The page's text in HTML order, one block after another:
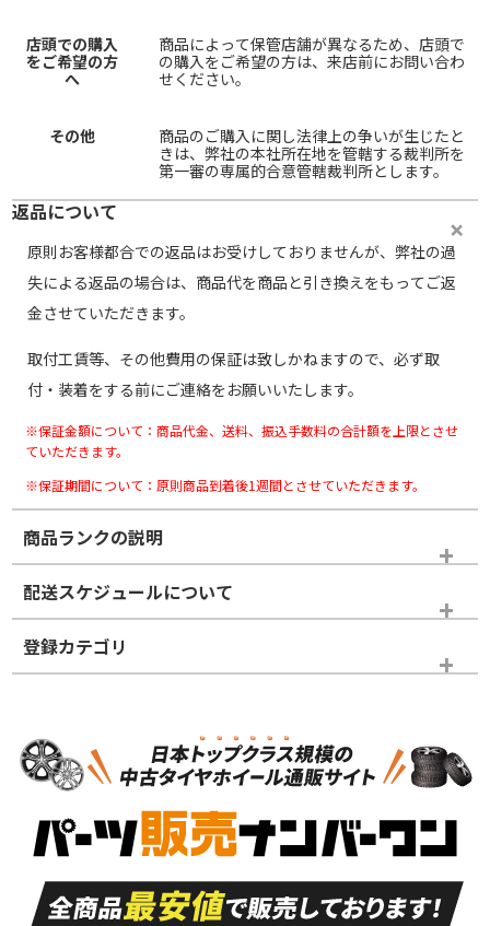
店頭での購入
をご希望の方
へ
商品によって保管店舗が異なるため、店頭で
の購入をご希望の方は、来店前にお問い合わ
せください。
その他
商品のご購入に関し法律上の争いが生じたと
きは、弊社の本社所在地を管轄する裁判所を
第一審の専属的合意管轄裁判所とします。
返品について
原則お客様都合での返品はお受けしておりませんが、弊社の過
失による返品の場合は、商品代を商品と引き換えをもってご返
金させていただきます。
取付工賃等、その他費用の保証は致しかねますので、必ず取
付・装着をする前にご連絡をお願いいたします。
※保証金額について：商品代金、送料、振込手数料の合計額を上限とさせ
ていただきます。
※保証期間について：原則商品到着後1週間とさせていただきます。
商品ランクの説明
※商品ランクは出品者の主観により判断しておりますので、あら
かじめご了承ください。
ホイールランク
S
品）
S
新車外し品（新古
付き
A
走行距離も少なく、
目立つ傷もほとんど
ない中古品
A
走行距離も少なく、
非常に状態の良い中
古品
配送スケジュールについて
登録カテゴリ
スタッドレスタイヤホイールセット